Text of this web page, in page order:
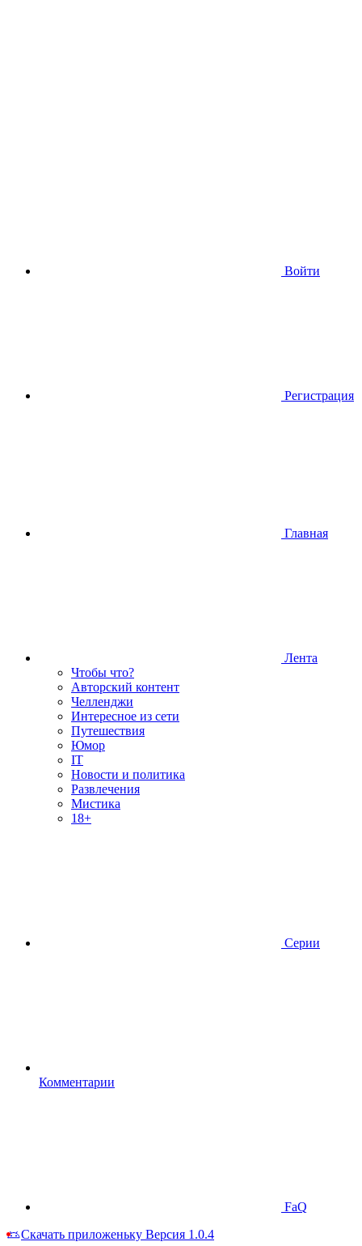
Войти
Регистрация
Главная
Лента
Чтобы что?
Авторский контент
Челленджи
Интересное из сети
Путешествия
Юмор
IT
Новости и политика
Развлечения
Мистика
18+
Серии
Комментарии
FaQ
Скачать приложеньку Версия 1.0.4